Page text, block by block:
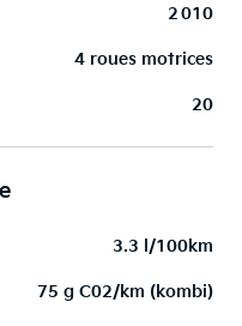
2 010
4 roues motrices
20
3.3 l/100km
75 g C02/km (kombi)